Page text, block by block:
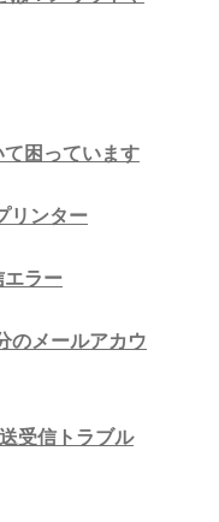
困っています
リンター
ラー
のメールアカウ
受信トラブル